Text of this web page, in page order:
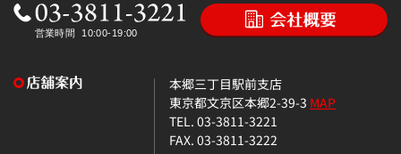
本郷三丁目駅前支店
東京都文京区本郷2-39-3 MAP
TEL. 03-3811-3221
FAX. 03-3811-3222